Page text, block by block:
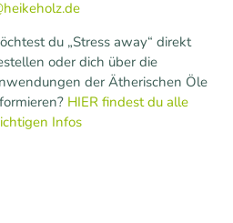
du „Stress away“ direkt
oder dich über die
der Ätherischen Öle
HIER findest du alle
Infos